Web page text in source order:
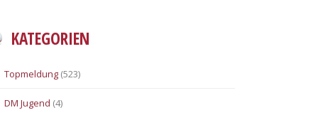
KATEGORIEN
Topmeldung (523)
DM Jugend (4)